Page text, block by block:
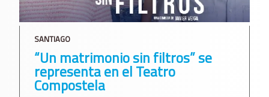
SANTIAGO
“Un matrimonio sin filtros” se
representa en el Teatro
Compostela